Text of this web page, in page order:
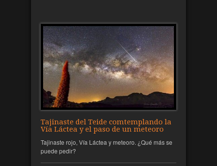
Tajinaste del Teide comtemplando la
Vía Láctea y el paso de un meteoro
Tajinaste rojo, Vía Láctea y meteoro. ¿Qué más se
puede pedir?